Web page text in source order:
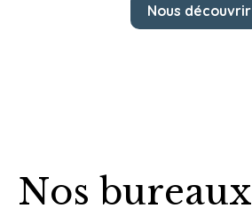
Nous découvrir
Nos bureaux